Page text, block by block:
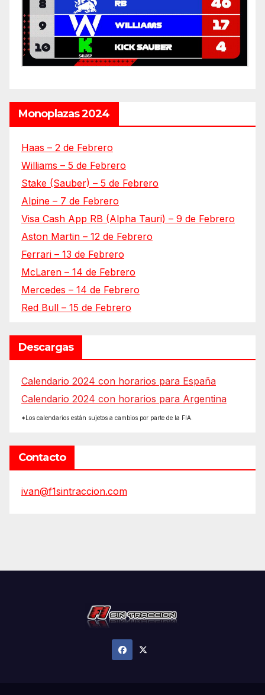
Monoplazas 2024
Haas – 2 de Febrero
Williams – 5 de Febrero
Stake (Sauber) – 5 de Febrero
Alpine – 7 de Febrero
Visa Cash App RB (Alpha Tauri) – 9 de Febrero
Aston Martin – 12 de Febrero
Ferrari – 13 de Febrero
McLaren – 14 de Febrero
Mercedes – 14 de Febrero
Red Bull – 15 de Febrero
Descargas
Calendario 2024 con horarios para España
Calendario 2024 con horarios para Argentina
*Los calendarios están sujetos a cambios por parte de la FIA.
Contacto
ivan@f1sintraccion.com